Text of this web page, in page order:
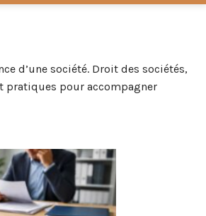
d’une société. Droit des sociétés,
pratiques pour accompagner